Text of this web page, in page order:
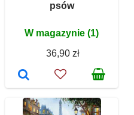
psów
W magazynie (1)
36,90 zł